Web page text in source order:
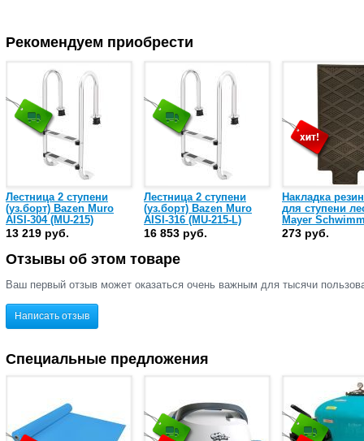
Рекомендуем приобрести
Лестница 2 ступени
(уз.борт) Bazen Muro
AISI-304 (MU-215)
13 219 руб.
Лестница 2 ступени
(уз.борт) Bazen Muro
AISI-316 (MU-215-L)
16 853 руб.
Накладка
для ступени
Mayer
273 руб.
Отзывы об этом товаре
Ваш первый отзыв может оказаться очень важным для тысячи
Написать отзыв
Специальные предложения